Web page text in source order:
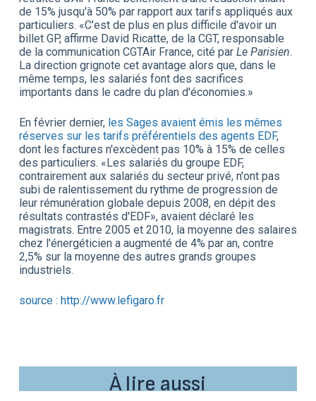
de 15% jusqu'à 50% par rapport aux tarifs appliqués aux
particuliers. «C'est de plus en plus difficile d'avoir un
billet GP, affirme David Ricatte, de la CGT, responsable
de la communication CGTAir France, cité par Le Parisien.
La direction grignote cet avantage alors que, dans le
même temps, les salariés font des sacrifices
importants dans le cadre du plan d'économies.»
En février dernier, les Sages avaient émis les mêmes
réserves sur les tarifs préférentiels des agents EDF,
dont les factures n'excèdent pas 10% à 15% de celles
des particuliers. «Les salariés du groupe EDF,
contrairement aux salariés du secteur privé, n'ont pas
subi de ralentissement du rythme de progression de
leur rémunération globale depuis 2008, en dépit des
résultats contrastés d'EDF», avaient déclaré les
magistrats. Entre 2005 et 2010, la moyenne des salaires
chez l'énergéticien a augmenté de 4% par an, contre
2,5% sur la moyenne des autres grands groupes
industriels.
source : http://www.lefigaro.fr
À lire aussi